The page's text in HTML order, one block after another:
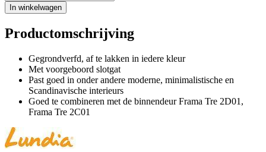
In winkelwagen
Productomschrijving
Gegrondverfd, af te lakken in iedere kleur
Met voorgeboord slotgat
Past goed in onder andere moderne, minimalistische en
Scandinavische interieurs
Goed te combineren met de binnendeur Frama Tre 2D01,
Frama Tre 2C01